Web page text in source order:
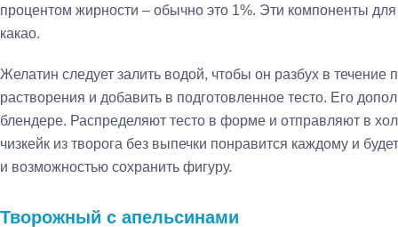
процентом жирности – обычно это 1%. Эти компоненты
какао.
Желатин следует залить водой, чтобы он разбух в течение
растворения и добавить в подготовленное тесто. Его
блендере. Распределяют тесто в форме и отправляют в
чизкейк из творога без выпечки понравится каждому и
и возможностью сохранить фигуру.
Творожный с апельсинами